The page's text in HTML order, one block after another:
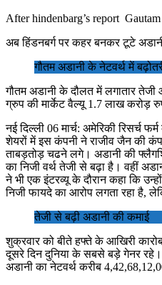
After hindenbarg’s report
अब हिंडनबर्ग पर कहर बनकर टूटे
गौतम अडानी के नेटवर्थ में
गौतम अडानी के दौलत में लगातार
ग्रुप की मार्केट वैल्यू 1.7 लाख करोड़
नई दिल्ली 06 मार्च: अमेरिकी रिसर्च
शेयरों में इस कंपनी ने राजीव जैन की
ताबड़तोड़ चढने लगे। अडानी की
का निजी वर्थ तेजी से बढ़ा है। वहीं
ने भी एक इंटरव्यू के दौरान कहा कि
निजी फायदे का आरोप लगता रहा है,
तेजी से बढ़ी अडानी की कमाई
शुक्रवार को बीते हफ्ते के आखिरी
दूसरे दिन दुनिया के सबसे बड़े गेनर
अडानी का नेटवर्थ करीब